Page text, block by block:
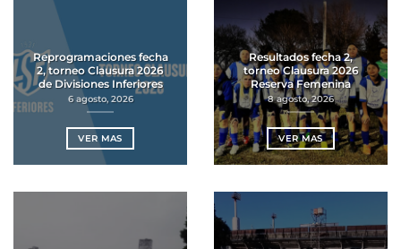
Reprogramaciones fecha
2, torneo Clausura 2026
de Divisiones Inferiores
6 agosto, 2026
VER MAS
Resultados fecha 2,
torneo Clausura 2026
Reserva Femenina
8 agosto, 2026
VER MAS